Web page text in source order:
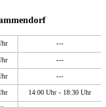
---
---
---
14:00 Uhr - 18:30 Uhr